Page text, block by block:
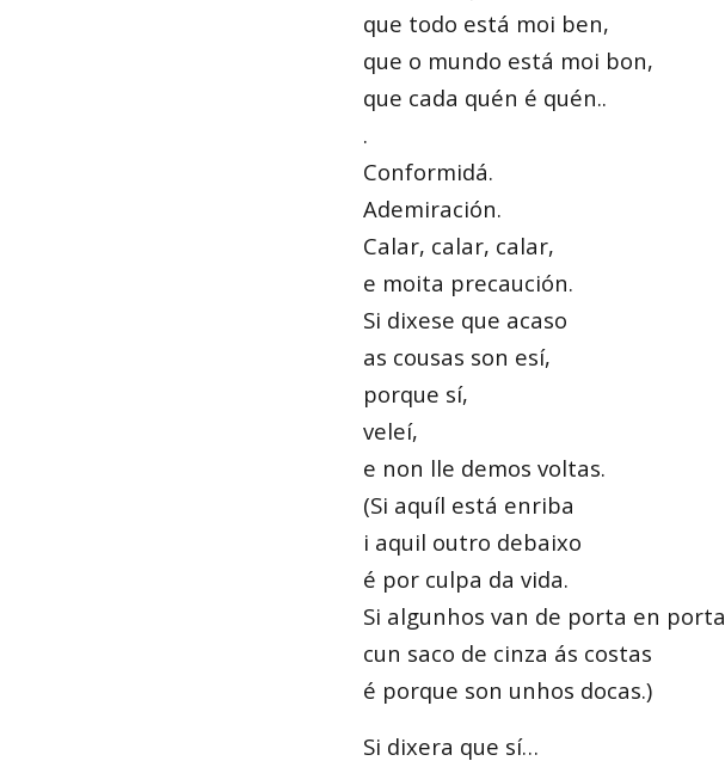
que todo está moi ben,
que o mundo está moi bon,
que cada quén é quén..
.
Conformidá.
Ademiración.
Calar, calar, calar,
e moita precaución.
Si dixese que acaso
as cousas son esí,
porque sí,
veleí,
e non lle demos voltas.
(Si aquíl está enriba
i aquil outro debaixo
é por culpa da vida.
Si algunhos van de porta en porta
cun saco de cinza ás costas
é porque son unhos docas.)
Si dixera que sí…